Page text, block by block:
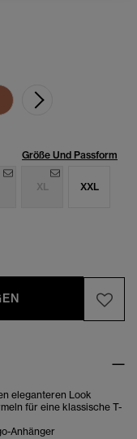
Größe Und Passform
XL XXL
eleganteren Look
für eine klassische T-
Anhänger